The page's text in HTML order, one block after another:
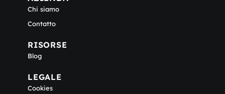
Chi siamo
Contatto
RISORSE
Blog
LEGALE
Cookies